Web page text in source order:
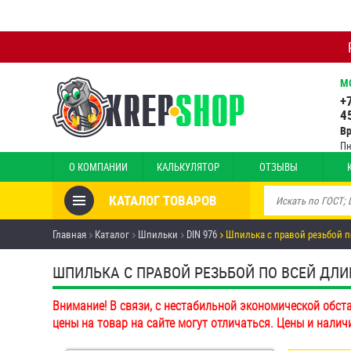
О КОМПАНИИ КАЛЬКУЛЯТОР ОТЗЫВЫ
КАТАЛОГ ТОВАРОВ
Товары со скидкой
Анкеры
Антивандальный крепёж,
инструмент
Болты и винты
Главная Каталог Шпильки DIN 976 Шпилька с правой резьбой
ШПИЛЬКА С ПРАВОЙ РЕЗЬБОЙ ПО ВСЕЙ
Внимание! В связи, с нестабильной экономической
цены на товар на сайте могут отличаться. Цены и